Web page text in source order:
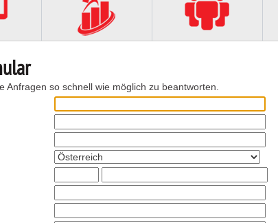
Anfragen so schnell wie möglich zu beantworten.